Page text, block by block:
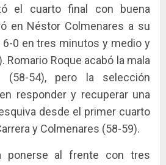
el cuarto final con buena
en Néstor Colmenares a su
6-0 en tres minutos y medio y
Romario Roque acabó la mala
(58-54), pero la selección
responder y recuperar una
desde el primer cuarto
y Colmenares (58-59).
ponerse al frente con tres